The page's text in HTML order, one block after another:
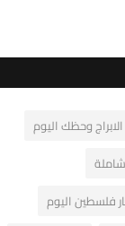
الابراج وحظك اليوم
فلسطين اليوم